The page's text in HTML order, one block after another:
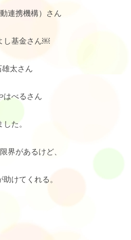
連携機構）さん
し基金さん￼
太さん
はべるさん
た。
界があるけど、
けてくれる。